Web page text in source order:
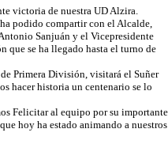
victoria de nuestra UD Alzira.
podido compartir con el Alcalde,
Sanjuán y el Vicepresidente
que se ha llegado hasta el turno de
Primera División, visitará el Suñer
hacer historia un centenario se lo
Felicitar al equipo por su importante
hoy ha estado animando a nuestros